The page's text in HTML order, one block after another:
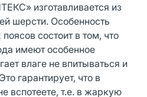
изготавливается из
шерсти. Особенность
состоит в том, что
имеют особенное
влаге не впитываться и
гарантирует, что в
вспотеете, т.е. в жаркую